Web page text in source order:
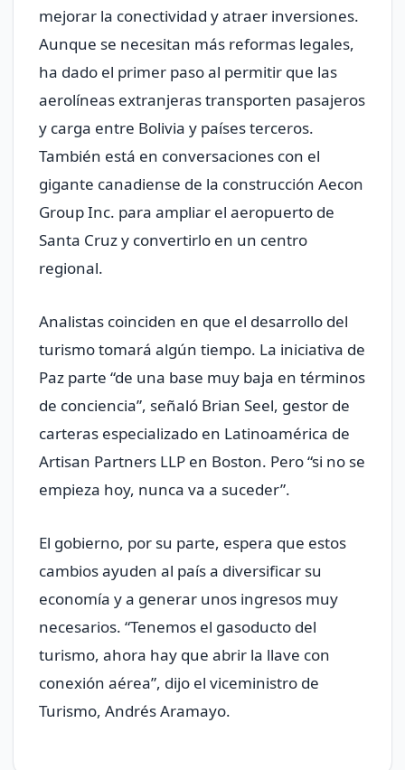
mejorar la conectividad y atraer inversiones.
Aunque se necesitan más reformas legales,
ha dado el primer paso al permitir que las
aerolíneas extranjeras transporten pasajeros
y carga entre Bolivia y países terceros.
También está en conversaciones con el
gigante canadiense de la construcción Aecon
Group Inc. para ampliar el aeropuerto de
Santa Cruz y convertirlo en un centro
regional.
Analistas coinciden en que el desarrollo del
turismo tomará algún tiempo. La iniciativa de
Paz parte “de una base muy baja en términos
de conciencia”, señaló Brian Seel, gestor de
carteras especializado en Latinoamérica de
Artisan Partners LLP en Boston. Pero “si no se
empieza hoy, nunca va a suceder”.
El gobierno, por su parte, espera que estos
cambios ayuden al país a diversificar su
economía y a generar unos ingresos muy
necesarios. “Tenemos el gasoducto del
turismo, ahora hay que abrir la llave con
conexión aérea”, dijo el viceministro de
Turismo, Andrés Aramayo.